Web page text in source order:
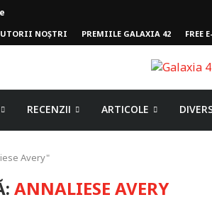
NOȘTRI PREMIILE GALAXIA 42 FREE
RECENZII ARTICOLE
Avery"
ANNALIESE AVERY